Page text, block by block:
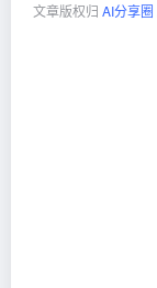
文章版权归 AI分享圈